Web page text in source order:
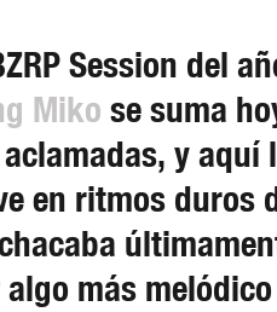
Session del
Miko se suma
y
en ritmos duros
algo más